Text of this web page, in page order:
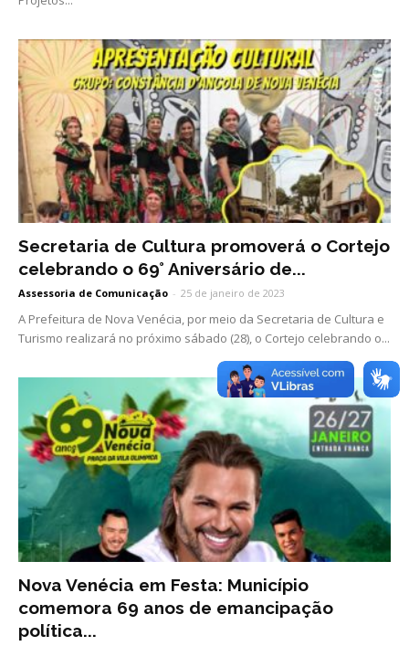
Secretaria de Cultura promoverá o Cortejo
celebrando o 69° Aniversário de...
Assessoria de Comunicação - 25 de janeiro de 2023
A Prefeitura de Nova Venécia, por meio da Secretaria de Cultura e
Turismo realizará no próximo sábado (28), o Cortejo celebrando o...
Nova Venécia em Festa: Município
comemora 69 anos de emancipação
política...